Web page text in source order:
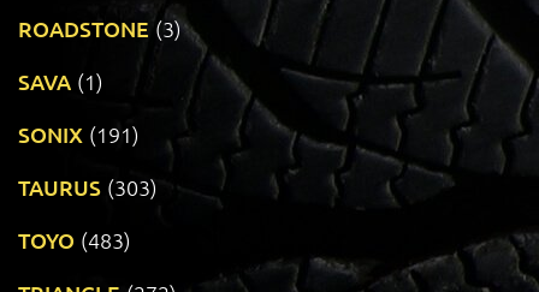
ROADSTONE (3)
SAVA (1)
SONIX (191)
TAURUS (303)
TOYO (483)